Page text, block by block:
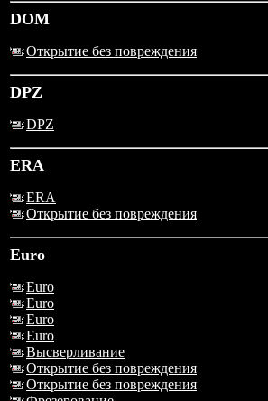
DOM
Открытие без повреждения
DPZ
DPZ
ERA
ERA
Открытие без повреждения
Euro
Euro
Euro
Euro
Euro
Высверливание
Открытие без повреждения
Открытие без повреждения